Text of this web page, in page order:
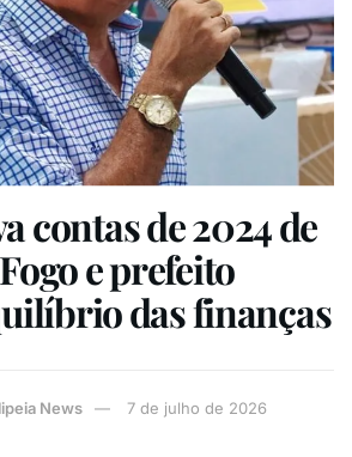
contas de 2024 de
e prefeito
das finanças
News 7 de julho de 2026